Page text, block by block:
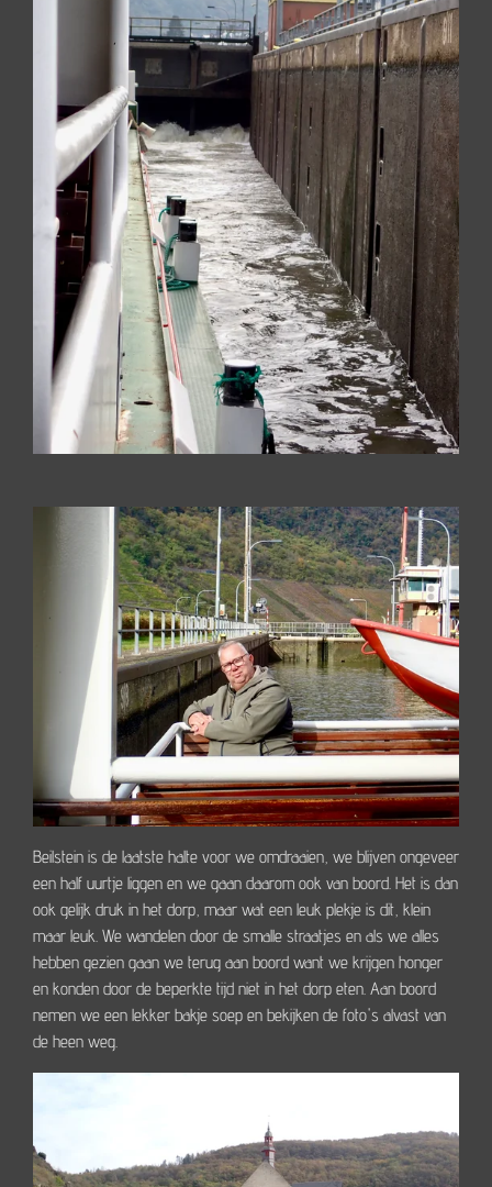
Beilstein is de laatste halte voor we omdraaien, we blijven ongeveer
een half uurtje liggen en we gaan daarom ook van boord. Het is dan
ook gelijk druk in het dorp, maar wat een leuk plekje is dit, klein
maar leuk. We wandelen door de smalle straatjes en als we alles
hebben gezien gaan we terug aan boord want we krijgen honger
en konden door de beperkte tijd niet in het dorp eten. Aan boord
nemen we een lekker bakje soep en bekijken de foto's alvast van
de heen weg.